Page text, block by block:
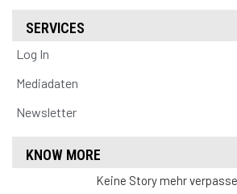
SERVICES
Log In
Mediadaten
Newsletter
KNOW MORE
Keine Story mehr